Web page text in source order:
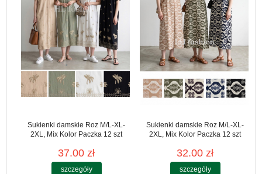
Sukienki damskie Roz M/L-XL-
2XL, Mix Kolor Paczka 12 szt
37.00 zł
szczegóły
Sukienki damskie Roz M/L-XL-
2XL, Mix Kolor Paczka 12 szt
32.00 zł
szczegóły